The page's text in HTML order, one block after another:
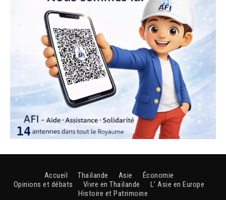
Accueil Thaïlande Asie
Économie
Opinions et débats
Vivre en Thaïlande
L’ Asie en Europe
Histoire et Patrimoine